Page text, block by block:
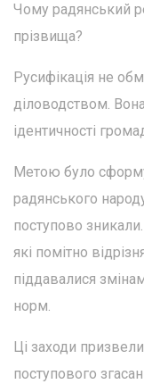
Чому радянський
прізвища?
Русифікація не
діловодством.
ідентичності
Метою було
радянського
поступово
які помітно
піддавалися
норм.
Ці заходи
поступового